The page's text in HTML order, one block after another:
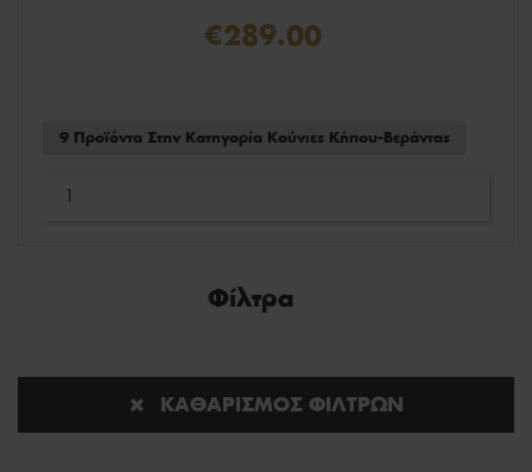
Φίλτρα
ΚΑΘΑΡΙΣΜΌΣ ΦΊΛΤΡΩΝ
€289.00
9 Προϊόντα Στην Κατηγορία Κούνιες Κήπου-Βεράντας